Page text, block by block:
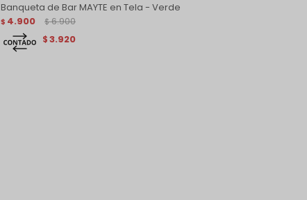
Banqueta de Bar MAYTE en Tela - Verde
$ 4.900 $ 6.900
$3.920